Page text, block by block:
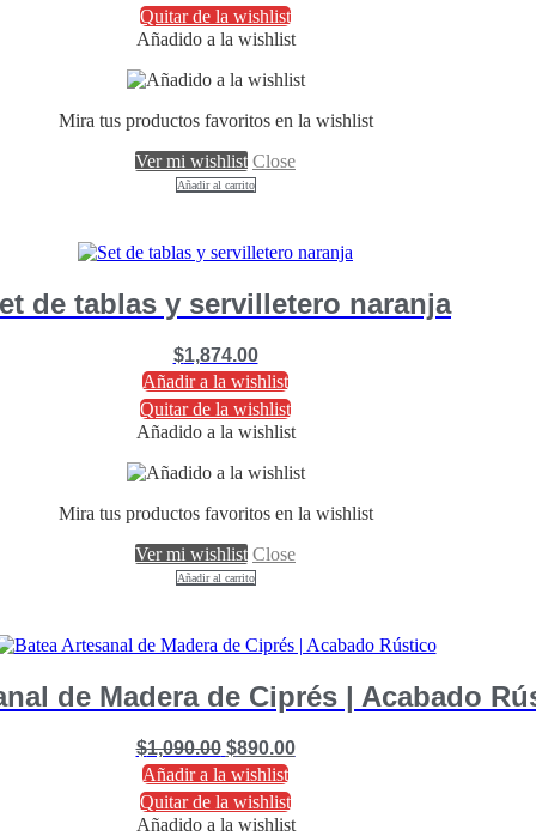
Quitar de la wishlist
Añadido a la wishlist
Mira tus productos favoritos en la wishlist
Ver mi wishlist Close
Añadir al carrito
de tablas y servilletero naranja
$1,874.00
Añadir a la wishlist
Quitar de la wishlist
Añadido a la wishlist
Mira tus productos favoritos en la wishlist
Ver mi wishlist Close
Añadir al carrito
de Madera de Ciprés | Acabado
$1,090.00 Original
price
was:
$1,090.00.
$890.00Current
Añadir a la wishlist
Quitar de la wishlist
Añadido a la wishlist